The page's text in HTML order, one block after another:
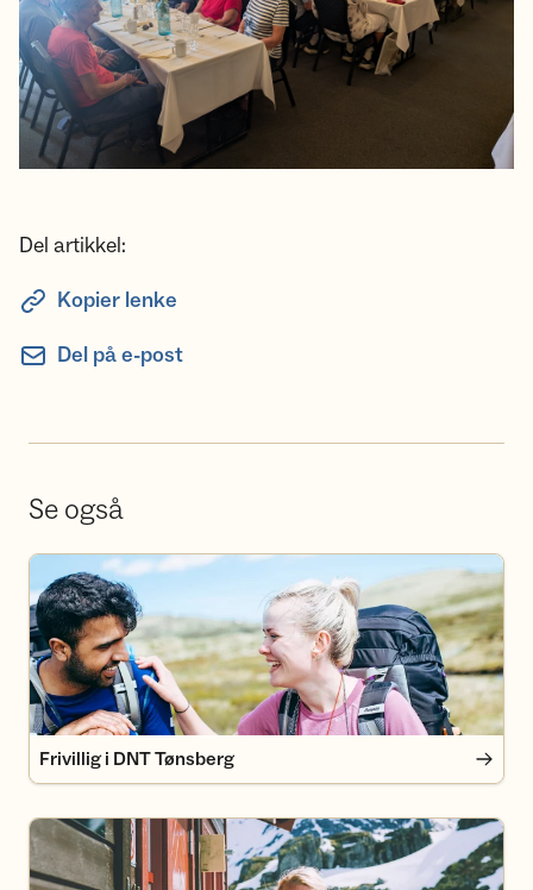
Del artikkel:
Kopier lenke
Del på e-post
Se også
Frivillig i DNT Tønsberg
Frivillig i DNT Tønsberg
Bli medlem